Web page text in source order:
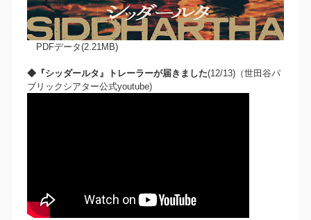
PDFデータ(2.21MB)
◆『シッダールタ』トレーラーが届きました(12/13)（世田谷パ
ブリックシアター公式youtube)